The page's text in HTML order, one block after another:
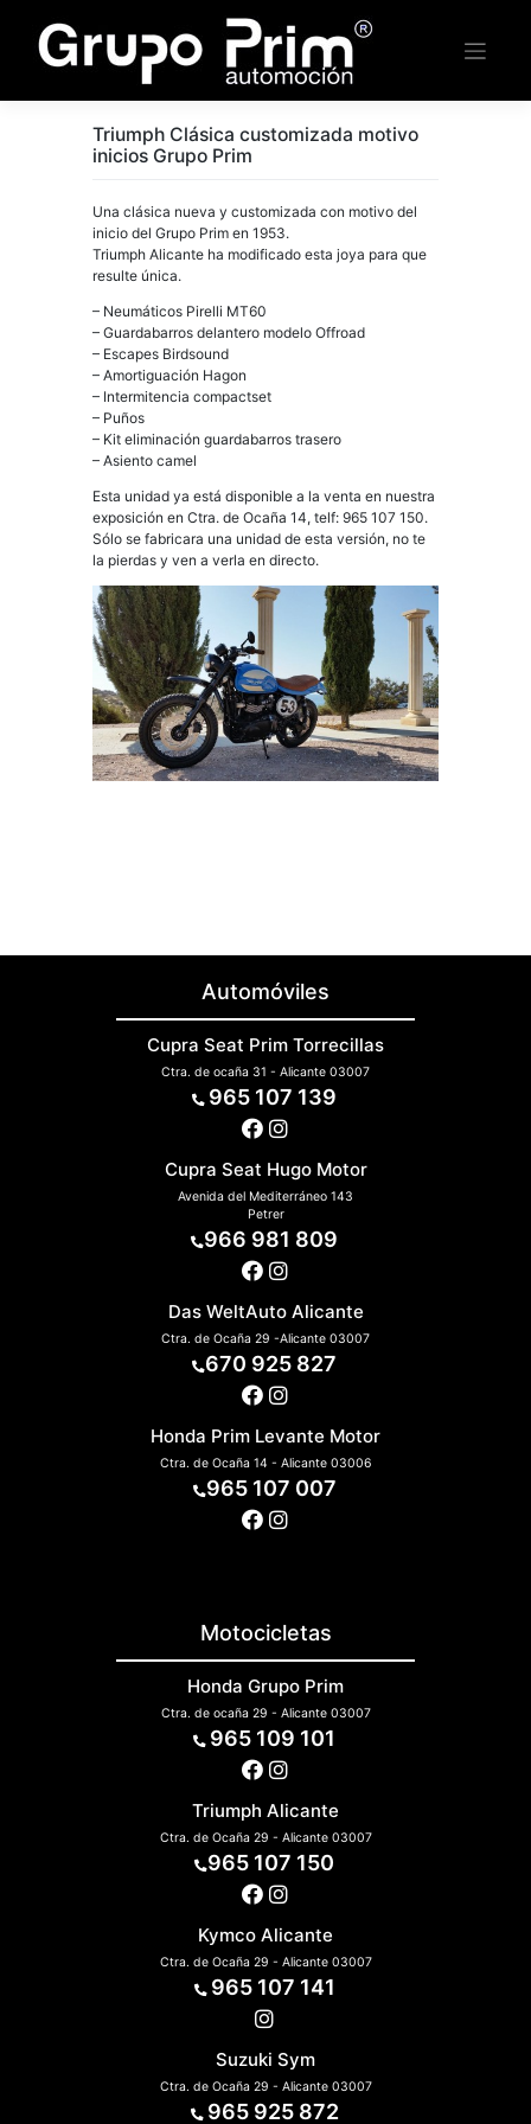
Triumph Clásica customizada motivo
inicios Grupo Prim
Una clásica nueva y customizada con motivo del
inicio del Grupo Prim en 1953.
Triumph Alicante ha modificado esta joya para que
resulte única.
– Neumáticos Pirelli MT60
– Guardabarros delantero modelo Offroad
– Escapes Birdsound
– Amortiguación Hagon
– Intermitencia compactset
– Puños
– Kit eliminación guardabarros trasero
– Asiento camel
Esta unidad ya está disponible a la venta en nuestra
exposición en Ctra. de Ocaña 14, telf: 965 107 150.
Sólo se fabricara una unidad de esta versión, no te
la pierdas y ven a verla en directo.
Automóviles
Cupra Seat Prim Torrecillas
Ctra. de ocaña 31 - Alicante 03007
965 107 139
Cupra Seat Hugo Motor
Avenida del Mediterráneo 143
Petrer
966 981 809
Das WeltAuto Alicante
Ctra. de Ocaña 29 -Alicante 03007
670 925 827
Honda Prim Levante Motor
Ctra. de Ocaña 14 - Alicante 03006
965 107 007
Motocicletas
Honda Grupo Prim
Ctra. de ocaña 29 - Alicante 03007
965 109 101
Triumph Alicante
Ctra. de Ocaña 29 - Alicante 03007
965 107 150
Kymco Alicante
Ctra. de Ocaña 29 - Alicante 03007
965 107 141
Suzuki Sym
Ctra. de Ocaña 29 - Alicante 03007
965 925 872